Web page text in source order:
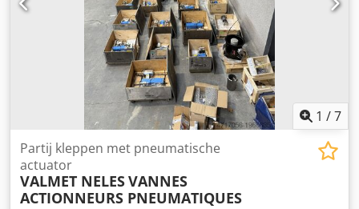
1 /7
Partij kleppen met pneumatische
actuator
VALMET NELESVANNES
ACTIONNEURS PNEUMATIQUES